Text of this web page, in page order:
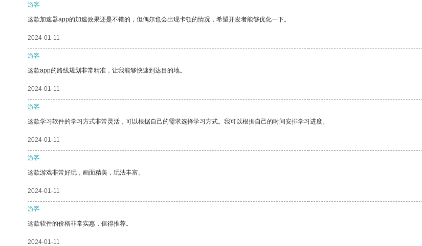
游客
这款加速器app的加速效果还是不错的，但偶尔也会出现卡顿的情况，希望开发者能够优化一下。
2024-01-11
游客
这款app的路线规划非常精准，让我能够快速到达目的地。
2024-01-11
游客
这款学习软件的学习方式非常灵活，可以根据自己的需求选择学习方式。我可以根据自己的时间安排学习进度。
2024-01-11
游客
这款游戏非常好玩，画面精美，玩法丰富。
2024-01-11
游客
这款软件的价格非常实惠，值得推荐。
2024-01-11